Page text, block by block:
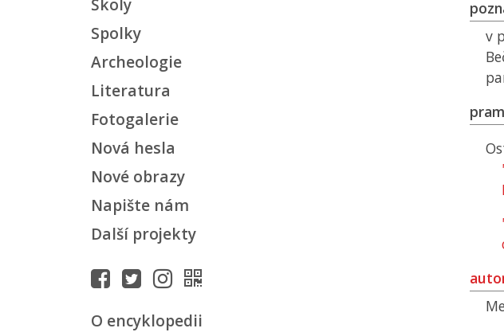
Školy
Spolky
Archeologie
Literatura
Fotogalerie
Nová hesla
Nové obrazy
Napište nám
Další projekty
O encyklopedii
v